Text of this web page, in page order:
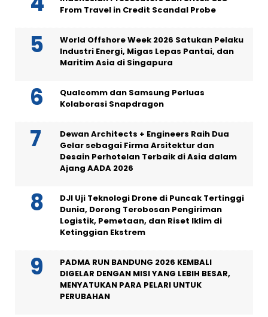
From Travel in Credit Scandal Probe
World Offshore Week 2026 Satukan Pelaku
Industri Energi, Migas Lepas Pantai, dan
Maritim Asia di Singapura
Qualcomm dan Samsung Perluas
Kolaborasi Snapdragon
Dewan Architects + Engineers Raih Dua
Gelar sebagai Firma Arsitektur dan
Desain Perhotelan Terbaik di Asia dalam
Ajang AADA 2026
DJI Uji Teknologi Drone di Puncak Tertinggi
Dunia, Dorong Terobosan Pengiriman
Logistik, Pemetaan, dan Riset Iklim di
Ketinggian Ekstrem
PADMA RUN BANDUNG 2026 KEMBALI
DIGELAR DENGAN MISI YANG LEBIH BESAR,
MENYATUKAN PARA PELARI UNTUK
PERUBAHAN